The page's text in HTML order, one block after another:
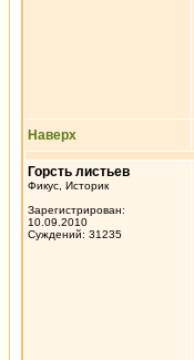
Наверх
Горсть листьев
Фикус, Историк
Зарегистрирован:
10.09.2010
Суждений: 31235